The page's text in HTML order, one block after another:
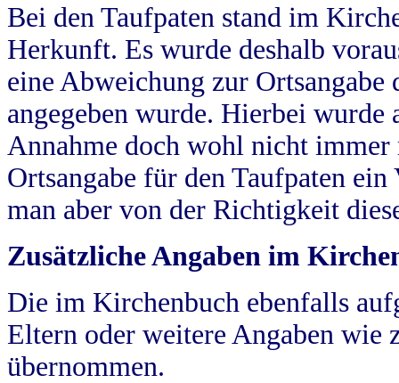
Bei den Taufpaten stand im
Herkunft. Es wurde deshalb
eine Abweichung zur
angegeben wurde. Hierbei wurde
Annahme doch wohl nicht
Ortsangabe für den Taufpaten
man aber von der Richtigkeit
Zusätzliche Angaben im
Die im Kirchenbuch ebenfalls
Eltern oder weitere Angaben wie
übernommen.